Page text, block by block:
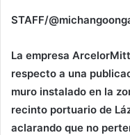
STAFF/
La empresa
respecto a una
muro instalado en la
recinto portuario de
aclarando que no